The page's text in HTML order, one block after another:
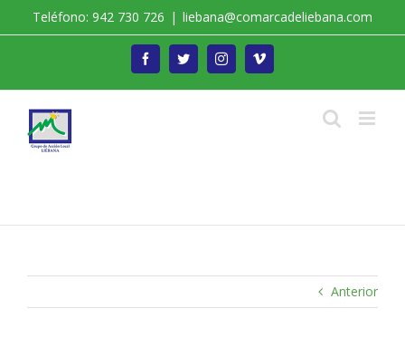
Teléfono: 942 730 726 | liebana@comarcadeliebana.com
FacebookTwitterInstagramVimeo
Anterior